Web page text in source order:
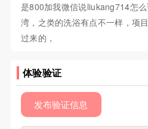
是800加我微信说liukang714怎
湾，之类的洗浴有点不一样，项
过来的，
体验验证
发布验证信息